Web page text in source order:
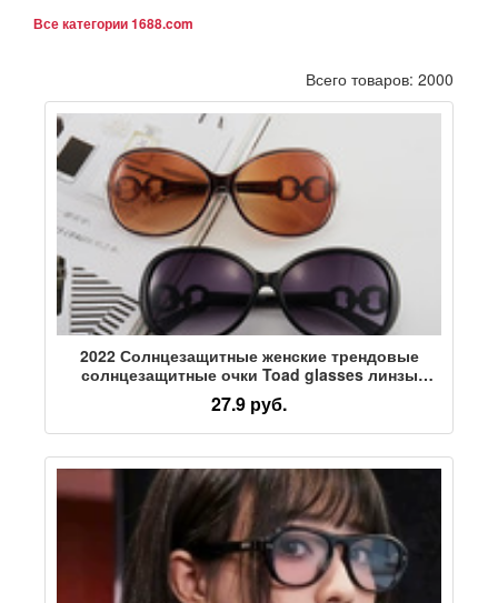
Все категории 1688.com
Всего товаров: 2000
2022 Солнцезащитные женские трендовые
солнцезащитные очки Toad glasses линзы
модные солнцезащитные очки оптом прямые
продажи с фабрики 9509
27.9 руб.